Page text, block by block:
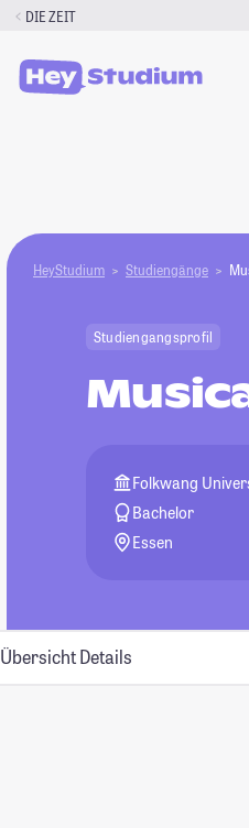
DIE ZEIT
HeyStudium Studiengänge
Studiengangsprofil
Folkwang
Bachelor
Essen
Übersicht Details